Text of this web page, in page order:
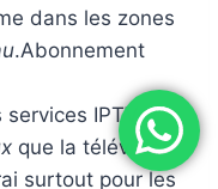
dans les zones
.Abonnement
services IPTV
que la télévision
surtout pour les